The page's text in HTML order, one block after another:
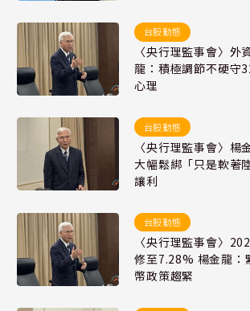
台股動態
〈央行理監事會〉外
龍：積極調節不硬守
心理
台股動態
〈央行理監事會〉楊
大幅鬆綁「只是軟著
讓利
台股動態
〈央行理監事會〉
修至7.28% 楊金龍：
幣政策趨緊